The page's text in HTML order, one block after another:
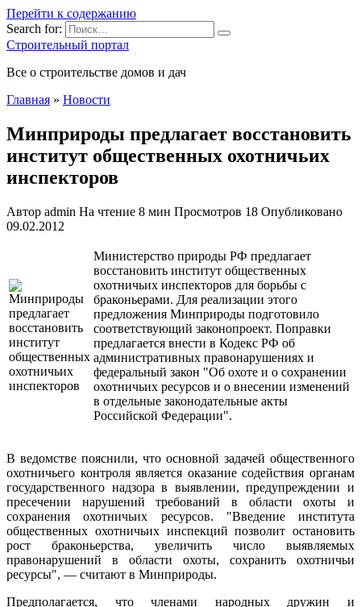
Перейти к содержанию
Search for:
Строительный портал
Все о строительстве домов и дач
Главная » Новости
Минприроды предлагает восстановить
институт общественных охотничьих
инспекторов
Автор admin На чтение 8 мин Просмотров 18 Опубликовано
09.02.2012
Министерство природы РФ предлагает
восстановить институт общественных
охотничьих инспекторов для борьбы с
браконьерами. Для реализации этого
предложения Минприроды подготовило
соответствующий законопроект. Поправки
предлагается внести в Кодекс РФ об
административных правонарушениях и
федеральный закон "Об охоте и о сохранении
охотничьих ресурсов и о внесении изменений
в отдельные законодательные акты
Российской Федерации".
В ведомстве пояснили, что основной задачей общественного
охотничьего контроля является оказание содействия органам
государственного надзора в выявлении, предупреждении и
пресечении нарушений требований в области охоты и
сохранения охотничьих ресурсов. "Введение института
общественных охотничьих инспекций позволит остановить
рост браконьерства, увеличить число выявляемых
правонарушений в области охоты, сохранить охотничьи
ресурсы", — считают в Минприроды.
Предполагается, что членами народных дружин и